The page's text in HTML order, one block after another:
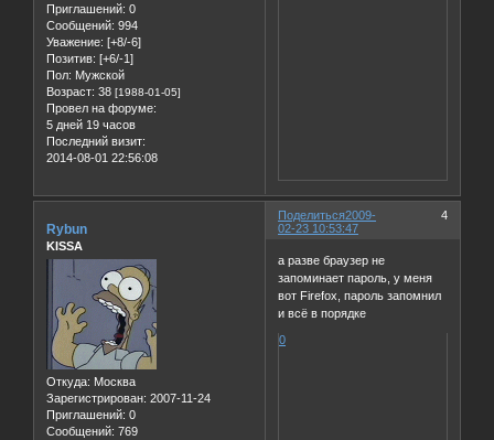
Приглашений: 0
Сообщений: 994
Уважение: [+8/-6]
Позитив: [+6/-1]
Пол: Мужской
Возраст: 38 [1988-01-05]
Провел на форуме:
5 дней 19 часов
Последний визит:
2014-08-01 22:56:08
Поделиться 4
2009-
02-23 10:53:47
Rybun
KISSA
Откуда: Москва
Зарегистрирован: 2007-11-24
Приглашений: 0
Сообщений: 769
а разве браузер не
запоминает пароль, у меня
вот Firefox, пароль запомнил
и всё в порядке
0